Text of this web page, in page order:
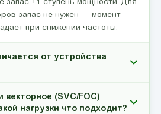
запас не нужен — момент
при снижении частоты.
от устройства
векторное (SVC/FOC)
нагрузки что подходит?